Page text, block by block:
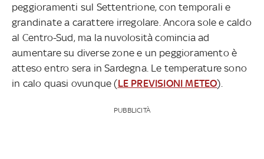
peggioramenti sul Settentrione, con temporali e
grandinate a carattere irregolare. Ancora sole e caldo
al Centro-Sud, ma la nuvolosità comincia ad
aumentare su diverse zone e un peggioramento è
atteso entro sera in Sardegna. Le temperature sono
in calo quasi ovunque (LE PREVISIONI METEO).
PUBBLICITÀ